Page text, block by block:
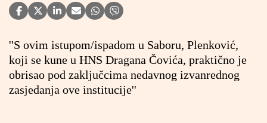
''S ovim istupom/ispadom u Saboru, Plenković,
koji se kune u HNS Dragana Čovića, praktično je
obrisao pod zaključcima nedavnog izvanrednog
zasjedanja ove institucije''